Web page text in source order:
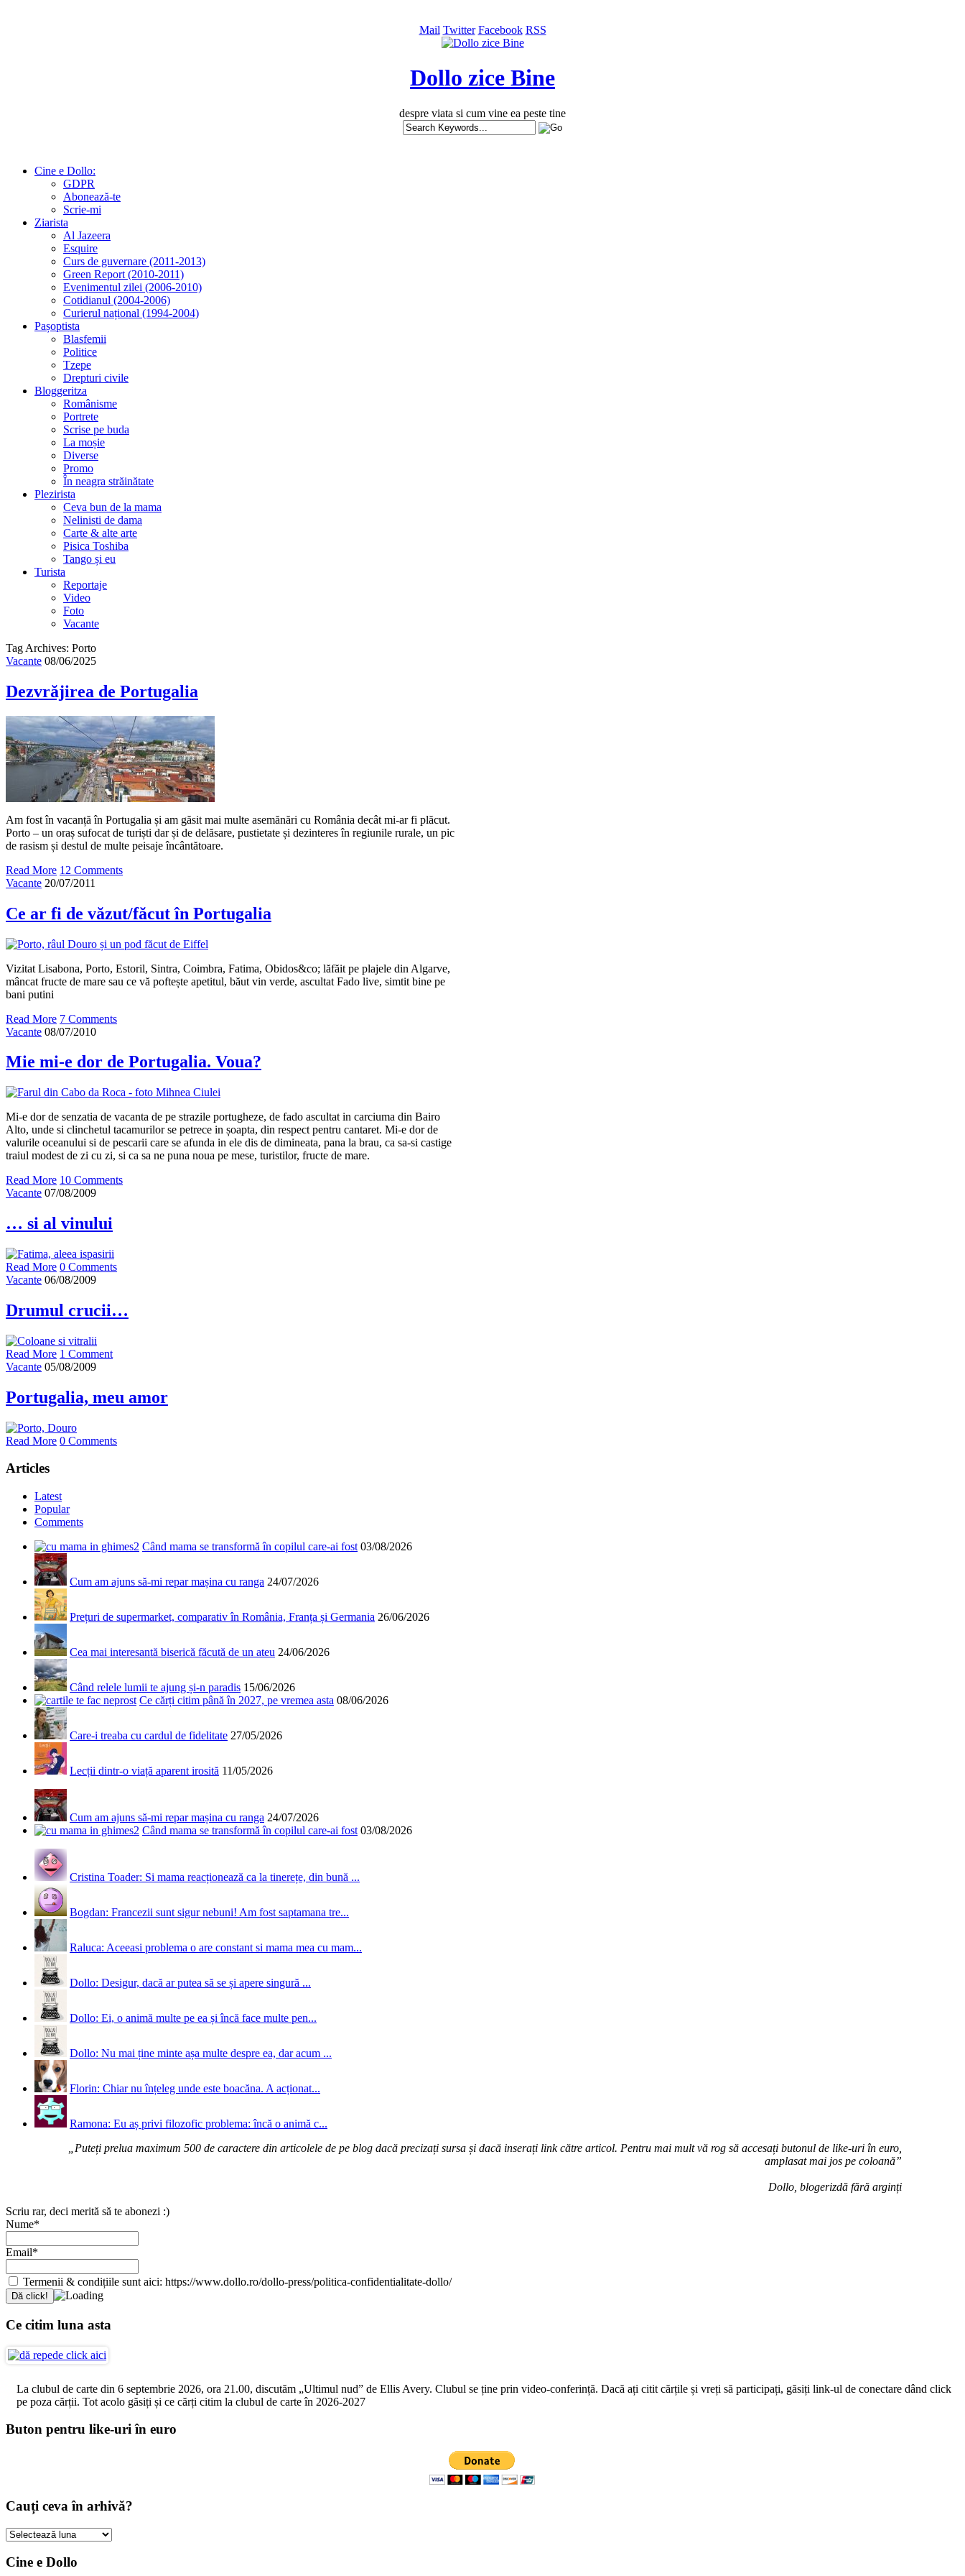
Mail Twitter Facebook RSS
Dollo zice Bine
despre viata si cum vine ea peste tine
Cine e Dollo:
GDPR
Abonează-te
Scrie-mi
Ziarista
Al Jazeera
Esquire
Curs de guvernare (2011-2013)
Green Report (2010-2011)
Evenimentul zilei (2006-2010)
Cotidianul (2004-2006)
Curierul național (1994-2004)
Pașoptista
Blasfemii
Politice
Tzepe
Drepturi civile
Bloggeritza
Românisme
Portrete
Scrise pe buda
La moșie
Diverse
Promo
În neagra străinătate
Plezirista
Ceva bun de la mama
Nelinisti de dama
Carte & alte arte
Pisica Toshiba
Tango și eu
Turista
Reportaje
Video
Foto
Vacante
Tag Archives: Porto
Vacante 08/06/2025
Dezvrăjirea de Portugalia
Am fost în vacanță în Portugalia și am găsit mai multe asemănări cu România decât mi-ar fi plăcut.
Porto – un oraș sufocat de turiști dar și de delăsare, pustietate și dezinteres în regiunile rurale, un pic
de rasism și destul de multe peisaje încântătoare.
Read More 12 Comments
Vacante 20/07/2011
Ce ar fi de văzut/făcut în Portugalia
Vizitat Lisabona, Porto, Estoril, Sintra, Coimbra, Fatima, Obidos&co; lăfăit pe plajele din Algarve,
mâncat fructe de mare sau ce vă poftește apetitul, băut vin verde, ascultat Fado live, simtit bine pe
bani putini
Read More 7 Comments
Vacante 08/07/2010
Mie mi-e dor de Portugalia. Voua?
Mi-e dor de senzatia de vacanta de pe strazile portugheze, de fado ascultat in carciuma din Bairo
Alto, unde si clinchetul tacamurilor se petrece in șoapta, din respect pentru cantaret. Mi-e dor de
valurile oceanului si de pescarii care se afunda in ele dis de dimineata, pana la brau, ca sa-si castige
traiul modest de zi cu zi, si ca sa ne puna noua pe mese, turistilor, fructe de mare.
Read More 10 Comments
Vacante 07/08/2009
… si al vinului
Read More 0 Comments
Vacante 06/08/2009
Drumul crucii…
Read More 1 Comment
Vacante 05/08/2009
Portugalia, meu amor
Read More 0 Comments
Articles
Latest
Popular
Comments
Când mama se transformă în copilul care-ai fost 03/08/2026
Cum am ajuns să-mi repar mașina cu ranga 24/07/2026
Prețuri de supermarket, comparativ în România, Franța și Germania 26/06/2026
Cea mai interesantă biserică făcută de un ateu 24/06/2026
Când relele lumii te ajung și-n paradis 15/06/2026
Ce cărți citim până în 2027, pe vremea asta 08/06/2026
Care-i treaba cu cardul de fidelitate 27/05/2026
Lecții dintr-o viață aparent irosită 11/05/2026
Cum am ajuns să-mi repar mașina cu ranga 24/07/2026
Când mama se transformă în copilul care-ai fost 03/08/2026
Cristina Toader: Si mama reacționează ca la tinerețe, din bună ...
Bogdan: Francezii sunt sigur nebuni! Am fost saptamana tre...
Raluca: Aceeasi problema o are constant si mama mea cu mam...
Dollo: Desigur, dacă ar putea să se și apere singură ...
Dollo: Ei, o animă multe pe ea și încă face multe pen...
Dollo: Nu mai ține minte așa multe despre ea, dar acum ...
Florin: Chiar nu înțeleg unde este boacăna. A acționat...
Ramona: Eu aș privi filozofic problema: încă o animă c...
„Puteți prelua maximum 500 de caractere din articolele de pe blog dacă precizați sursa și dacă inserați link către articol. Pentru mai mult vă rog să accesați butonul de like-uri în euro,
amplasat mai jos pe coloană”
Dollo, blogerizdă fără arginți
Scriu rar, deci merită să te abonezi :)
Nume*
Email*
Termenii & condițiile sunt aici: https://www.dollo.ro/dollo-press/politica-confidentialitate-dollo/
Ce citim luna asta
La clubul de carte din 6 septembrie 2026, ora 21.00, discutăm „Ultimul nud” de Ellis Avery. Clubul se ține prin video-conferință. Dacă ați citit cărțile și vreți să participați, găsiți link-ul de conectare dând click
pe poza cărții. Tot acolo găsiți și ce cărți citim la clubul de carte în 2026-2027
Buton pentru like-uri în euro
Cauți ceva în arhivă?
Cauți
în
Cine e Dollo